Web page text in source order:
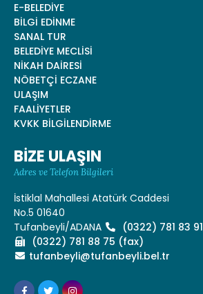
E-BELEDİYE
BİLGİ EDİNME
SANAL TUR
BELEDİYE MECLİSİ
NİKAH DAİRESİ
NÖBETÇİ ECZANE
ULAŞIM
FAALİYETLER
KVKK BİLGİLENDİRME
BİZE ULAŞIN
Adres ve Telefon Bilgileri
İstiklal Mahallesi Atatürk Caddesi
No.5 01640
Tufanbeyli/ADANA
(0322) 781 83 91
(0322) 781 88 75 (fax)
tufanbeyli@tufanbeyli.bel.tr